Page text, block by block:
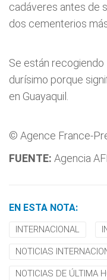
cadáveres antes de
dos cementerios
Se están
durísimo porque
en Guayaquil.
© Agence France-
FUENTE: Agencia
EN ESTA NOTA:
INTERNACIONAL
NOTICIAS
NOTICIAS DE ÚLTIMA